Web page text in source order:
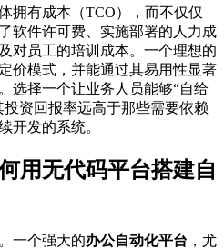
拥有成本（TCO），而不仅仅
软件许可费、实施部署的人力成
对员工的培训成本。一个理想的
价模式，并能通过其易用性显著
选择一个让业务人员能够“自给
资回报率远高于那些需要依赖
开发的系统。
用无代码平台搭建自
一个强大的办公自动化平台 ，尤